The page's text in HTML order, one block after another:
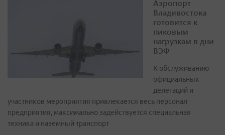
Аэропорт
Владивостока
готовится к
пиковым
нагрузкам в дни
ВЭФ
К обслуживанию
официальных
делегаций и
участников мероприятия привлекается весь персонал
предприятия, максимально задействуется специальная
техника и наземный транспорт